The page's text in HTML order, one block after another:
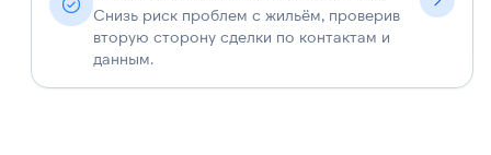
Снизь риск проблем с жильём, проверив
вторую сторону сделки по контактам и
данным.